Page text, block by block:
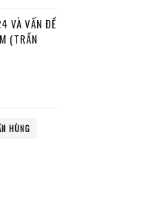
VÀ VẤN ĐỀ
(TRẦN
HÙNG